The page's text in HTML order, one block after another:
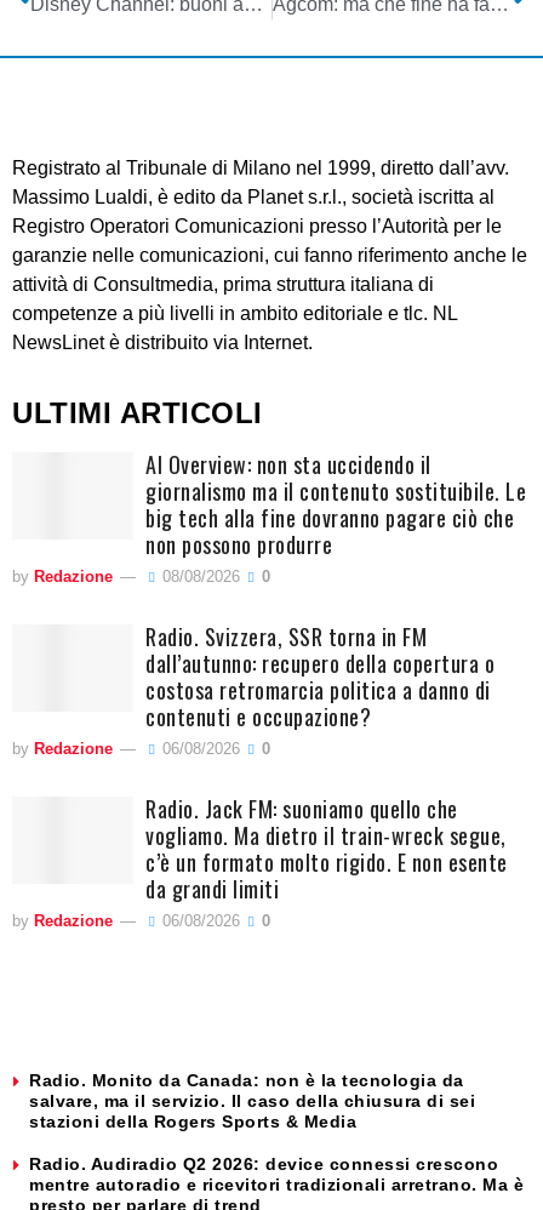
Disney Channel: buoni ascolti e messaggi sociali importanti Agcom: ma che fine ha fatto il censimento degli impianti di radiodiffusione sonora?
Registrato al Tribunale di Milano nel 1999, diretto dall’avv.
Massimo Lualdi, è edito da Planet s.r.l., società iscritta al
Registro Operatori Comunicazioni presso l’Autorità per le
garanzie nelle comunicazioni, cui fanno riferimento anche le
attività di Consultmedia, prima struttura italiana di
competenze a più livelli in ambito editoriale e tlc. NL
NewsLinet è distribuito via Internet.
ULTIMI ARTICOLI
AI Overview: non sta uccidendo il
giornalismo ma il contenuto sostituibile. Le
big tech alla fine dovranno pagare ciò che
non possono produrre
by Redazione 08/08/2026 0
Radio. Svizzera, SSR torna in FM
dall’autunno: recupero della copertura o
costosa retromarcia politica a danno di
contenuti e occupazione?
by Redazione 06/08/2026 0
Radio. Jack FM: suoniamo quello che
vogliamo. Ma dietro il train-wreck segue,
c’è un formato molto rigido. E non esente
da grandi limiti
by Redazione 06/08/2026 0
Radio. Monito da Canada: non è la tecnologia da
salvare, ma il servizio. Il caso della chiusura di sei
stazioni della Rogers Sports & Media
Radio. Audiradio Q2 2026: device connessi crescono
mentre autoradio e ricevitori tradizionali arretrano. Ma è
presto per parlare di trend